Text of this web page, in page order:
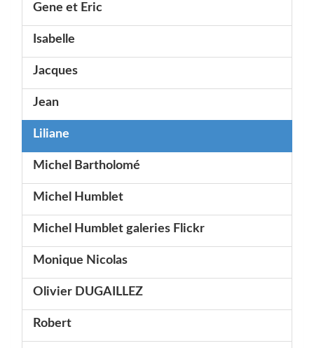
Gene et Eric
Isabelle
Jacques
Jean
Liliane
Michel Bartholomé
Michel Humblet
Michel Humblet galeries Flickr
Monique Nicolas
Olivier DUGAILLEZ
Robert